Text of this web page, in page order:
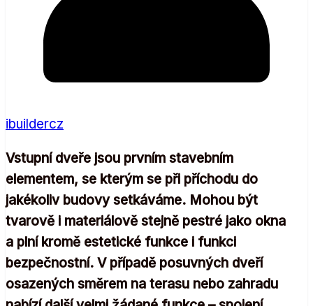
ibuildercz
Vstupní dveře jsou prvním stavebním
elementem, se kterým se při příchodu do
jakékoliv budovy setkáváme. Mohou být
tvarově i materiálově stejně pestré jako okna
a plní kromě estetické funkce i funkci
bezpečnostní. V případě posuvných dveří
osazených směrem na terasu nebo zahradu